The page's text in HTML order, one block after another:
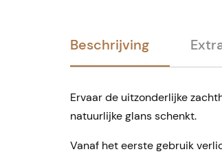
Beschrijving
Ervaar de uitzonderlijke
natuurlijke glans schenkt.
Vanaf het eerste gebruik